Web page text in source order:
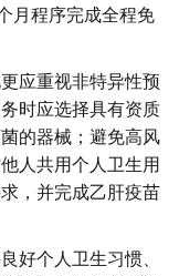
月程序完成全程免
应重视非特异性预
时应选择具有资质
的器械；避免高风
人共用个人卫生用
，并完成乙肝疫苗
好个人卫生习惯、